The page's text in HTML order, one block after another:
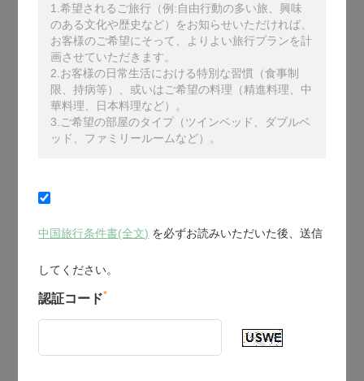
1.希望されるご旅行（例:自由行動の多い旅、興味
のある文化や歴史など）をお知らせいただければ、
お客様のご希望にそって、よりよい旅行プランを計
画させていただきます。
2.お客様の日常生活における特別な習慣（食事制
限、持病等）、或いはご希望の料理（精進料理、中
華料理、日本料理など）。
3.ご希望の部屋のタイプ（ツインベッド、ダブルベ
ッド、ファミリールームなど）。
中国旅行条件書(全文) を必ずお読みいただいた後、送信
してください。
認証コード*